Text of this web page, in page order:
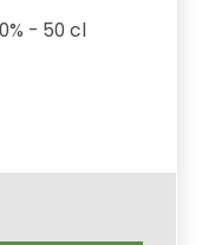
- 50 cl